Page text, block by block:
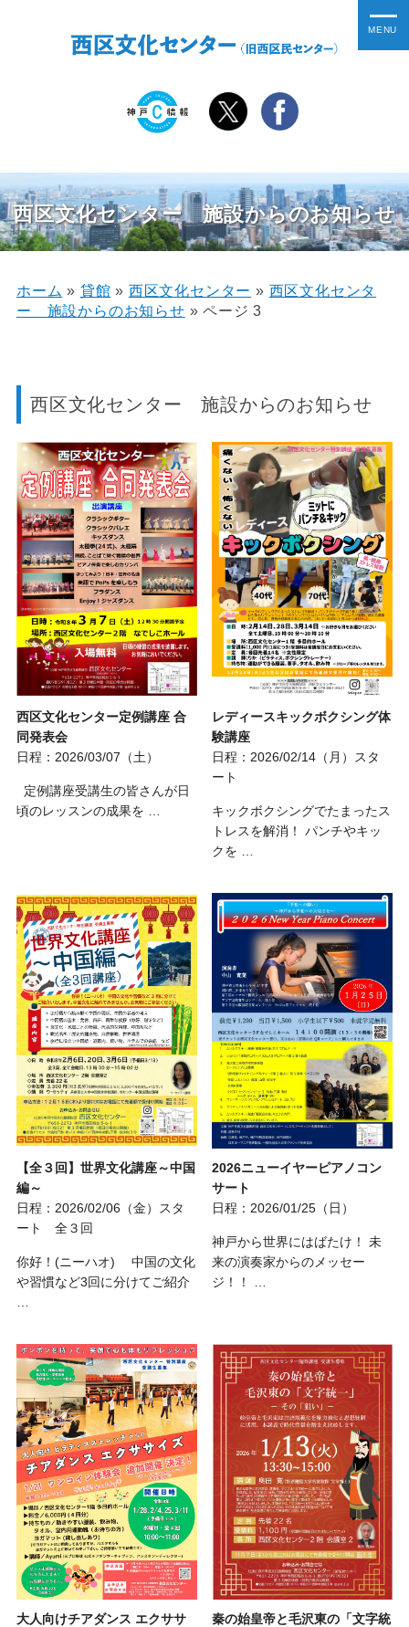
西区文化センター 施設からのお知らせ
ホーム » 貸館 » 西区文化センター » 西区文化センタ
ー 施設からのお知らせ »ページ 3
西区文化センター 施設からのお知らせ
西区文化センター定例講座 合
同発表会
日程：2026/03/07（土）
定例講座受講生の皆さんが日
頃のレッスンの成果を …
レディースキックボクシング体
験講座
日程：2026/02/14（月）スタ
ート
キックボクシングでたまったス
トレスを解消！ パンチやキッ
クを …
【全３回】世界文化講座～中国
編～
日程：2026/02/06（金）スタ
ート 全３回
你好！(ニーハオ) 中国の文化
や習慣など3回に分けてご紹介
2026ニューイヤーピアノコン
サート
日程：2026/01/25（日）
神戸から世界にはばたけ！ 未
来の演奏家からのメッセー
ジ！！ …
大人向けチアダンス エクササ
秦の始皇帝と毛沢東の「文字統